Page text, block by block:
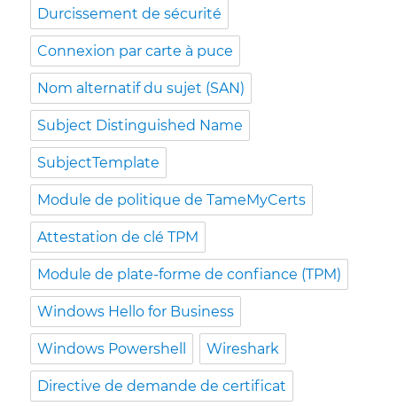
Durcissement de sécurité
Connexion par carte à puce
Nom alternatif du sujet (SAN)
Subject Distinguished Name
SubjectTemplate
Module de politique de TameMyCerts
Attestation de clé TPM
Module de plate-forme de confiance (TPM)
Windows Hello for Business
Windows Powershell Wireshark
Directive de demande de certificat